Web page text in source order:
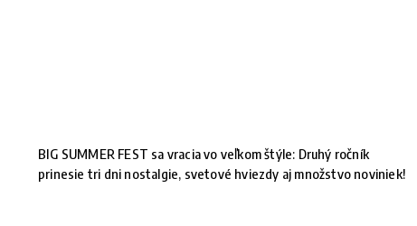
BIG SUMMER FEST sa vracia vo veľkom štýle: Druhý ročník
prinesie tri dni nostalgie, svetové hviezdy aj množstvo noviniek!